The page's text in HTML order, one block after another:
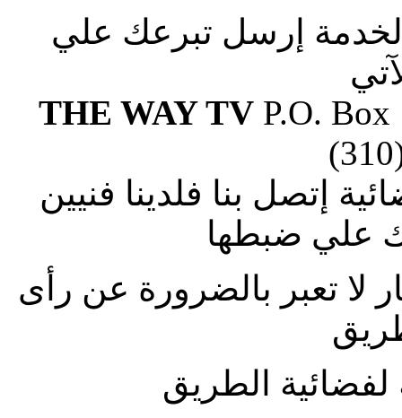
إرسل تبرعك علي
THE WAY TVP.O. Box
إتصل بنا فلدينا فنيين
علي ضبطها
لا تعبر بالضرورة عن رأى
الطريق